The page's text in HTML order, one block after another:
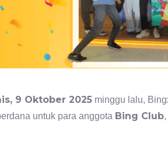
9 Oktober 2025 minggu lalu,
untuk para anggota Bing Club